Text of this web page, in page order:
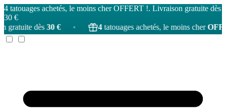
4 tatouages achetés, le moins cher OFFERT !. Livraison gratuite dès
30 €
30 € • 4tatouages achetés, le moins cher OFFERT! •